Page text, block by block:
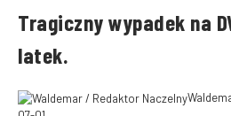
Tragiczny wypadek na
latek.